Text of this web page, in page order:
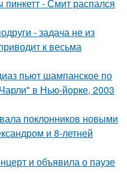
- Смит распался
- задача не из
к весьма
пьют шампанское по
в Нью-йорке, 2003
поклонников новыми
и 8-летней
и объявила о паузе